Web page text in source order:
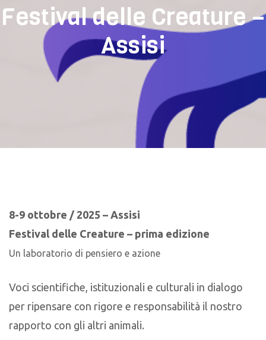
Festival delle Creature –
Assisi
8-9 ottobre / 2025 – Assisi
Festival delle Creature – prima edizione
Un laboratorio di pensiero e azione
Voci scientifiche, istituzionali e culturali in dialogo
per ripensare con rigore e responsabilità il nostro
rapporto con gli altri animali.